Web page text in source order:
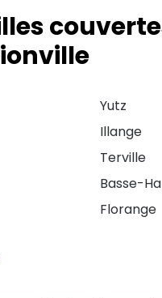
Yutz
Illange
Terville
Basse-
Florange